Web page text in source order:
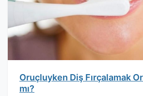
Oruçluyken Diş Fırçalamak
mı?